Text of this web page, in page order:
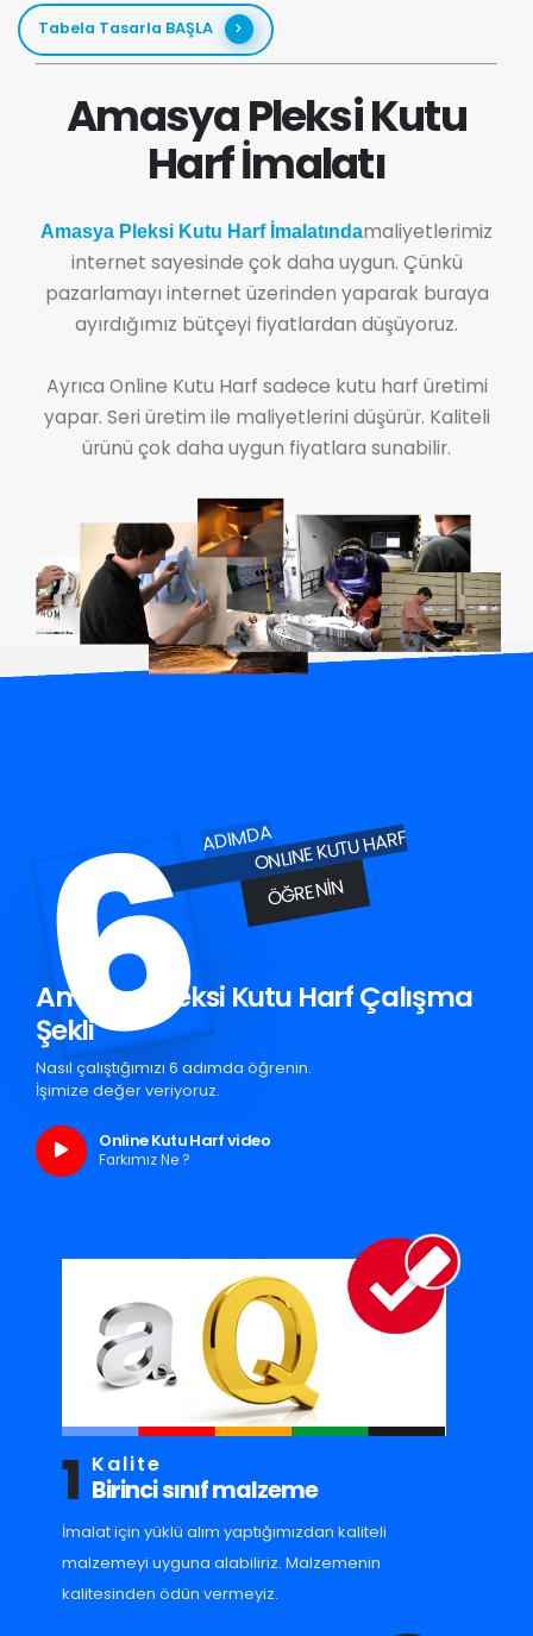
Tabela Tasarla BAŞLA
Amasya Pleksi Kutu
Harf İmalatı
Amasya Pleksi Kutu Harf İmalatındamaliyetlerimiz
internet sayesinde çok daha uygun. Çünkü
pazarlamayı internet üzerinden yaparak buraya
ayırdığımız bütçeyi fiyatlardan düşüyoruz.
Ayrıca Online Kutu Harf sadece kutu harf üretimi
yapar. Seri üretim ile maliyetlerini düşürür. Kaliteli
ürünü çok daha uygun fiyatlara sunabilir.
6ADIMDAONLINE KUTU HARF
ÖĞRENIN
Amasya Pleksi Kutu Harf Çalışma
Şekli
Nasıl çalıştığımızı 6 adımda öğrenin.
İşimize değer veriyoruz.
Online Kutu Harf video
Farkımız Ne ?
1 Kalite
Birinci sınıf malzeme
İmalat için yüklü alım yaptığımızdan kaliteli
malzemeyi uyguna alabiliriz. Malzemenin
kalitesinden ödün vermeyiz.